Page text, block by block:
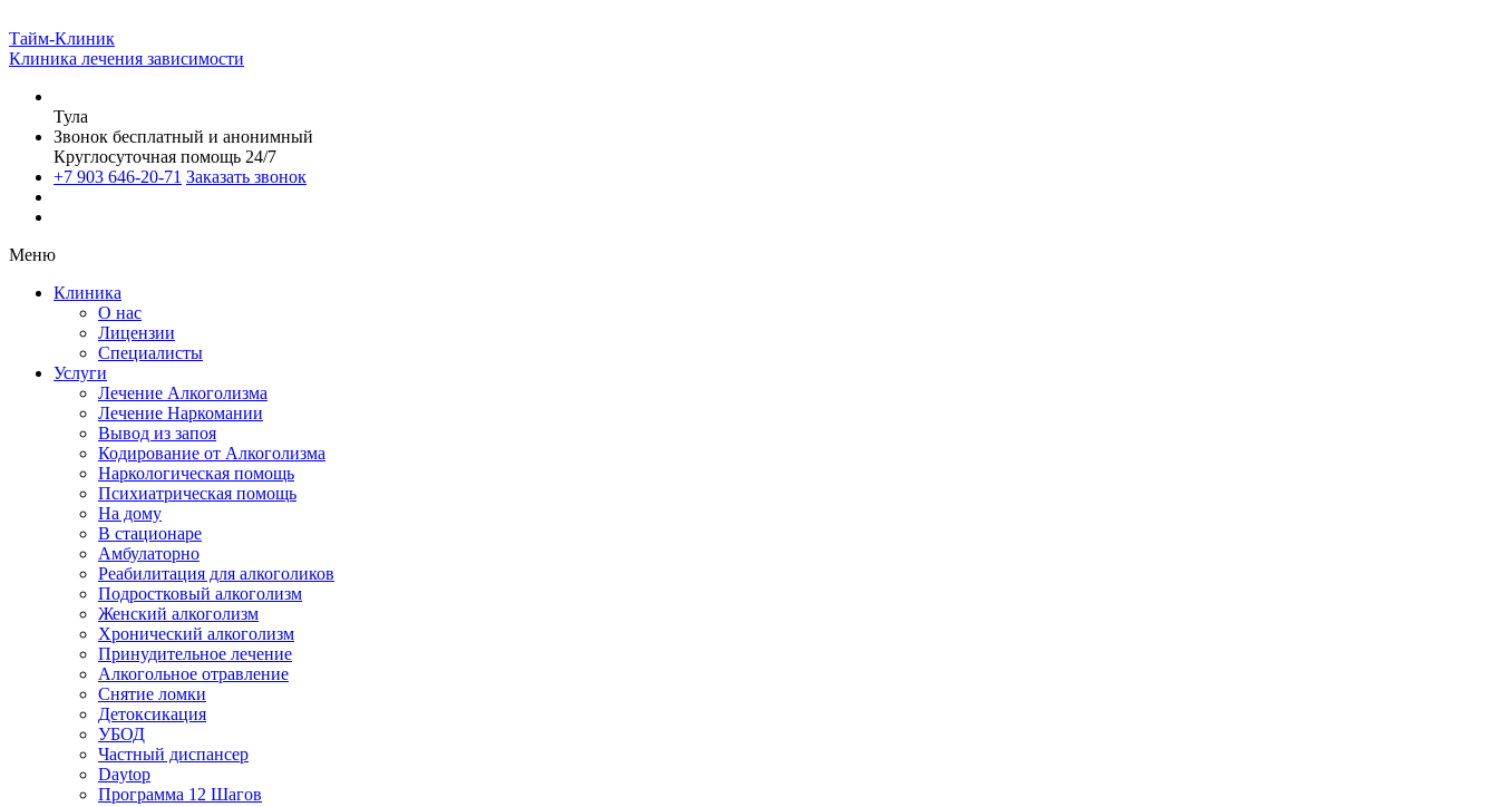
Тайм-Клиник
Клиника лечения зависимости
Тула
Звонок бесплатный и анонимный
Круглосуточная помощь 24/7
+7 903 646-20-71 Заказать звонок
Меню
Клиника
О нас
Лицензии
Специалисты
Услуги
Лечение Алкоголизма
Лечение Наркомании
Вывод из запоя
Кодирование от Алкоголизма
Наркологическая помощь
Психиатрическая помощь
На дому
В стационаре
Амбулаторно
Реабилитация для алкоголиков
Подростковый алкоголизм
Женский алкоголизм
Хронический алкоголизм
Принудительное лечение
Алкогольное отравление
Снятие ломки
Детоксикация
УБОД
Частный диспансер
Daytop
Программа 12 Шагов